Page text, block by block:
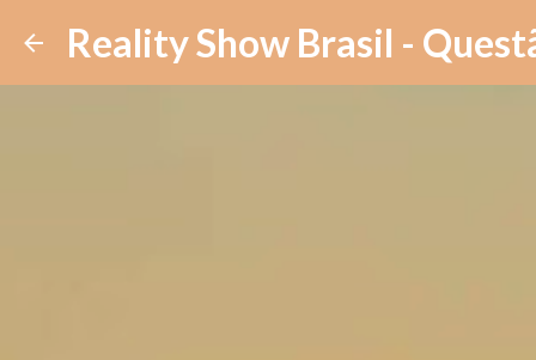
Reality Show Brasil -